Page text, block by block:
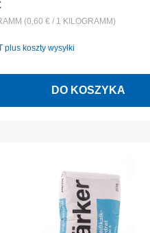
(0,60 € / 1 KILOGRAMM)
plus koszty wysyłki
DO KOSZYKA